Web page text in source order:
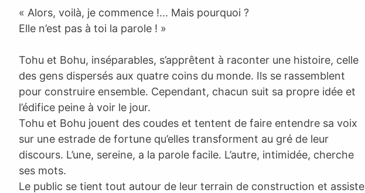
« Alors, voilà, je commence !... Mais pourquoi ?
Elle n’est pas à toi la parole ! »
Tohu et Bohu, inséparables, s’apprêtent à raconter une histoire, celle
des gens dispersés aux quatre coins du monde. Ils se rassemblent
pour construire ensemble. Cependant, chacun suit sa propre idée et
l’édifice peine à voir le jour.
Tohu et Bohu jouent des coudes et tentent de faire entendre sa voix
sur une estrade de fortune qu’elles transforment au gré de leur
discours. L’une, sereine, a la parole facile. L’autre, intimidée, cherche
ses mots.
Le public se tient tout autour de leur terrain de construction et assiste